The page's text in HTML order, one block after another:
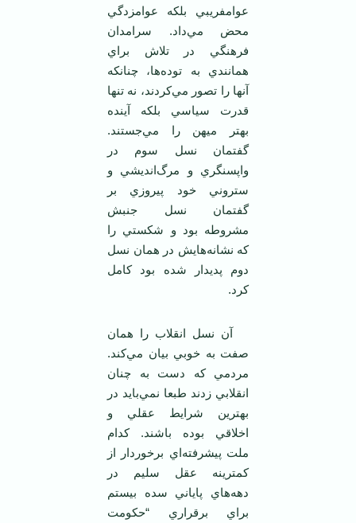
عوامفريبي بلکه عوامزدگي
محض مي‌داد. سرامدان
فرهنگي در تلاش براي
همانندي به توده‌ها، چنانکه
آنها را تصور مي‌کردند، نه تنها
قدرت سياسي بلکه آينده
بهتر ميهن را مي‌جستند.
گفتمان نسل سوم در
واپسنگري و مرگ‌انديشي و
ستروني خود پيروزي بر
گفتمان نسل جنبش
مشروطه بود و شکستي را
که نشانه‌هايش در همان نسل
دوم پديدار شده بود کامل
کرد.
آن نسل انقلاب را همان
صفت به خوبي بيان مي‌کند.
مردمي که دست به چنان
انقلابي زدند طبعا نمي‌بايد در
بهترين شرايط عقلي و
اخلاقي بوده باشند. کدام
ملت پيشرفته‌اي برخوردار از
کمترينه عقل سليم در
دهه‌هاي پاياني سده بيستم
براي برقراري “حکومت